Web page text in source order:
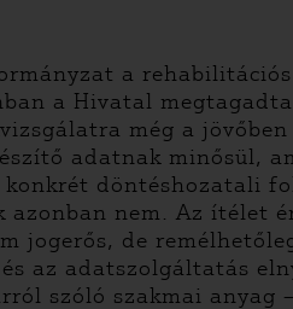
a
a Hivatal
még a
adatnak minősül,
döntéshozatali
azonban nem. Az ítélet
jogerős, de
az adatszolgáltatás
szóló szakmai